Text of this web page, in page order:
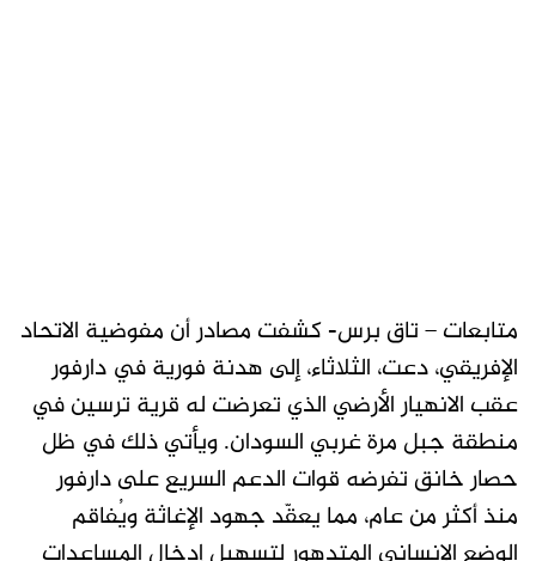
متابعات – تاق برس- كشفت مصادر أن مفوضية الاتحاد
الإفريقي، دعت، الثلاثاء، إلى هدنة فورية في دارفور
عقب الانهيار الأرضي الذي تعرضت له قرية ترسين في
منطقة جبل مرة غربي السودان. ويأتي ذلك في ظل
حصار خانق تفرضه قوات الدعم السريع على دارفور
منذ أكثر من عام، مما يعقّد جهود الإغاثة ويُفاقم